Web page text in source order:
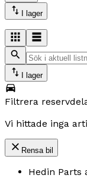
I lager
I lager
Filtrera
Vi hittade inga
Rensa bil
Hedin Parts